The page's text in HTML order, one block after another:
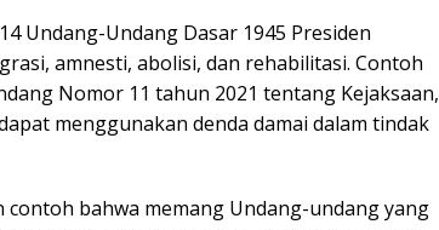
Undang-Undang Dasar 1945 Presiden
amnesti, abolisi, dan rehabilitasi. Contoh
Nomor 11 tahun 2021 tentang Kejaksaan,
menggunakan denda damai dalam tindak
bahwa memang Undang-undang yang